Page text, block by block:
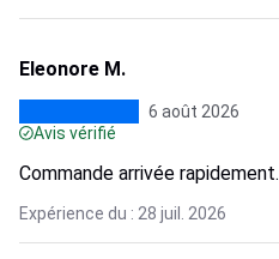
Eleonore M.
6 août 2026
Avis vérifié
Commande arrivée rapidement.
Expérience du : 28 juil. 2026